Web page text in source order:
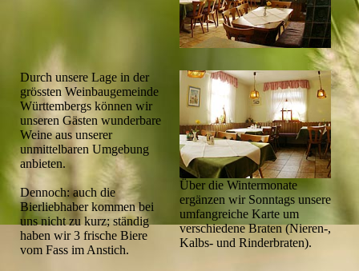
Durch unsere Lage in der
grössten Weinbaugemeinde
Württembergs können wir
unseren Gästen wunderbare
Weine aus unserer
unmittelbaren Umgebung
anbieten.
Dennoch: auch die
Bierliebhaber kommen bei
uns nicht zu kurz; ständig
haben wir 3 frische Biere
vom Fass im Anstich.
Über die Wintermonate
ergänzen wir Sonntags unsere
umfangreiche Karte um
verschiedene Braten (Nieren-,
Kalbs- und Rinderbraten).